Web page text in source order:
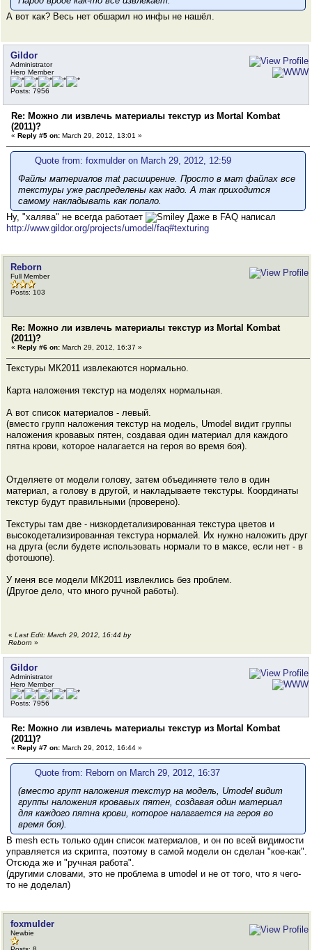
А вот как? Весь нет обшарил но инфы не нашёл.
Gildor
Administrator
Hero Member
Posts: 7956
Re: Можно ли извлечь материалы текстур из Mortal Kombat
(2011)?
« Reply #5 on: March 29, 2012, 13:01 »
Quote from: foxmulder on March 29, 2012, 12:59
Файлы материалов mat расширение. Просто в мат файлах все
текстуры уже распределены как надо. А так приходится
самому накладывать как попало.
Ну, "халява" не всегда работает
Даже в FAQ написал
http://www.gildor.org/projects/umodel/faq#texturing
Reborn
Full Member
Posts: 103
Re: Можно ли извлечь материалы текстур из Mortal Kombat
(2011)?
« Reply #6 on: March 29, 2012, 16:37 »
Текстуры МК2011 извлекаются нормально.
Карта наложения текстур на моделях нормальная.
А вот список материалов - левый.
(вместо групп наложения текстур на модель, Umodel видит группы
наложения кровавых пятен, создавая один материал для каждого
пятна крови, которое налагается на героя во время боя).
Отделяете от модели голову, затем объединяете тело в один
материал, а голову в другой, и накладываете текстуры. Координаты
текстур будут правильными (проверено).
Текстуры там две - низкордетализированная текстура цветов и
высокодетализированная текстура нормалей. Их нужно наложить друг
на друга (если будете использовать нормали то в максе, если нет - в
фотошопе).
У меня все модели МК2011 извлеклись без проблем.
(Другое дело, что много ручной работы).
« Last Edit: March 29, 2012, 16:44 by
Reborn »
Gildor
Administrator
Hero Member
Posts: 7956
Re: Можно ли извлечь материалы текстур из Mortal Kombat
(2011)?
« Reply #7 on: March 29, 2012, 16:44 »
Quote from: Reborn on March 29, 2012, 16:37
(вместо групп наложения текстур на модель, Umodel видит
группы наложения кровавых пятен, создавая один материал
для каждого пятна крови, которое налагается на героя во
время боя).
В mesh есть только один список материалов, и он по всей видимости
управляется из скрипта, поэтому в самой модели он сделан "кое-как".
Отсюда же и "ручная работа".
(другими словами, это не проблема в umodel и не от того, что я чего-
то не доделал)
foxmulder
Newbie